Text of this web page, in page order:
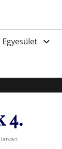
Egyesület
4.